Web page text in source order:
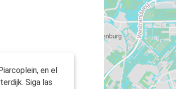
en el
Siga las